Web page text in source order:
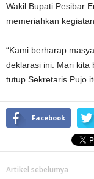
Wakil Bupati Pesibar
memeriahkan
“Kami berharap
deklarasi ini. Mari kita
tutup Sekretaris Pujo
Facebook
Artikel sebelumya